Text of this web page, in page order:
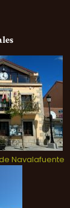
Navalafuente